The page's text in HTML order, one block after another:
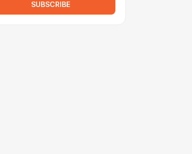
SUBSCRIBE